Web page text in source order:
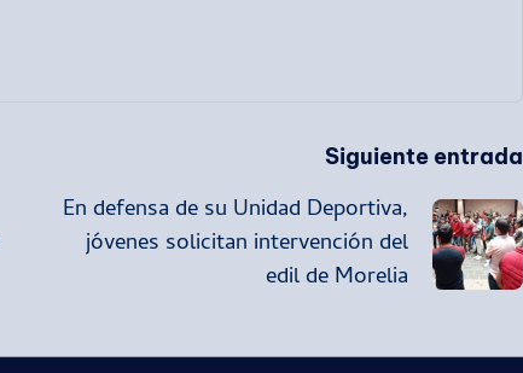
Siguiente entrada
En defensa de su Unidad Deportiva,
jóvenes solicitan intervención del
edil de Morelia